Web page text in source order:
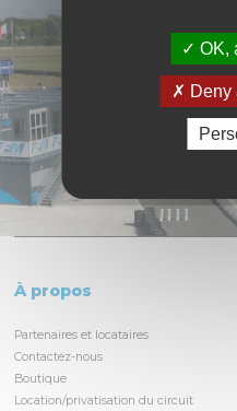
À propos
Partenaires et locataires
Contactez-nous
Boutique
Location/privatisation du circuit
OK,
Deny